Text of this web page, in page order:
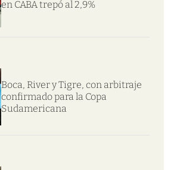
en CABA trepó al 2,9%
Boca, River y Tigre, con arbitraje
confirmado para la Copa
Sudamericana